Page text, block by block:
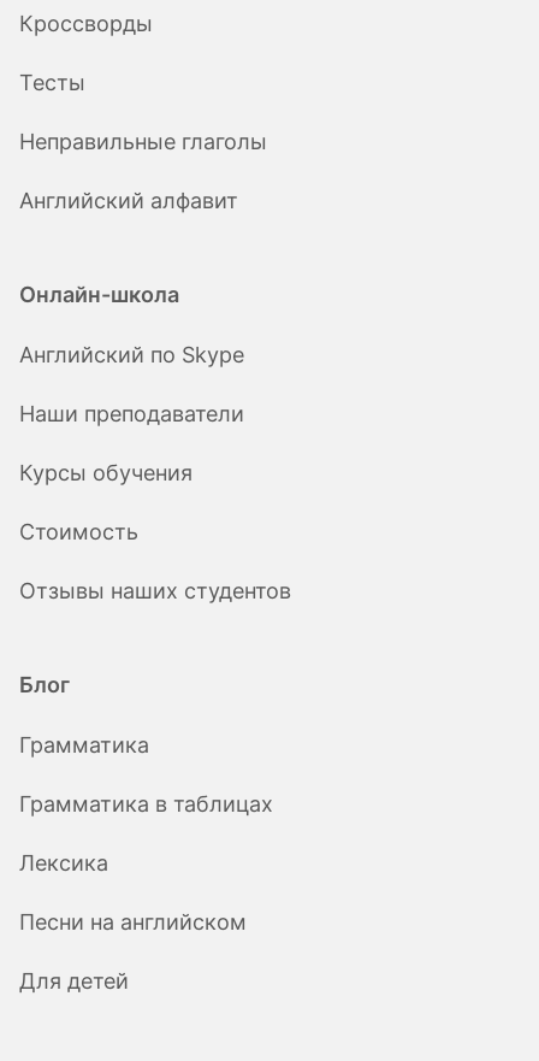
Кроссворды
Тесты
Неправильные глаголы
Английский алфавит
Онлайн-школа
Английский по Skype
Наши преподаватели
Курсы обучения
Стоимость
Отзывы наших студентов
Блог
Грамматика
Грамматика в таблицах
Лексика
Песни на английском
Для детей